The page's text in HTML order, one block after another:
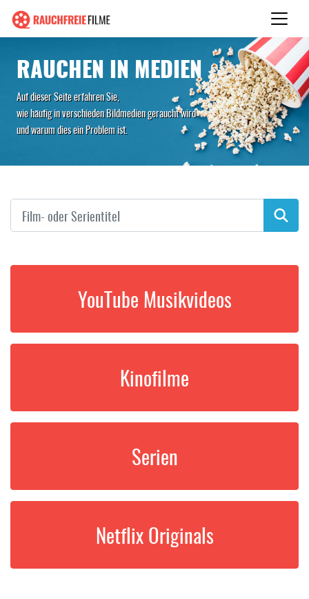
RAUCHEN IN MEDIEN
Auf dieser Seite erfahren Sie,
wie häufig in verschieden Bildmedien geraucht wird
und warum dies ein Problem ist.
YouTube Musikvideos
Kinofilme
Serien
Netflix Originals